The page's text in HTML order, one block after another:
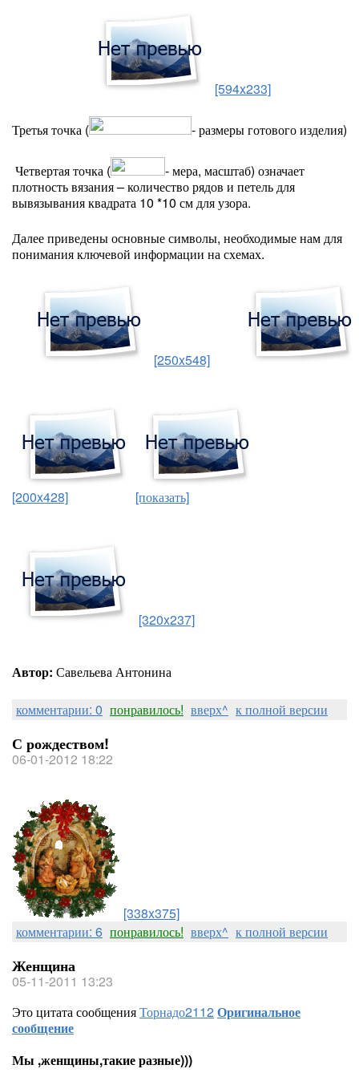
[594x233]
Третья точка ( - размеры готового изделия)
Четвертая точка (
- мера, масштаб) означает
плотность вязания – количество рядов и петель для
вывязывания квадрата 10 *10 см для узора.
Далее приведены основные символы, необходимые нам для
понимания ключевой информации на схемах.
[250x548]
[200x428] [показать]
[320x237]
Автор: Савельева Антонина
комментарии: 0 понравилось! вверх^ к полной версии
С рождеством!
06-01-2012 18:22
[338x375]
комментарии: 6 понравилось! вверх^ к полной версии
Женщина
05-11-2011 13:23
Это цитата сообщенияТорнадо2112Оригинальное
сообщение
Мы ,женщины,такие разные)))